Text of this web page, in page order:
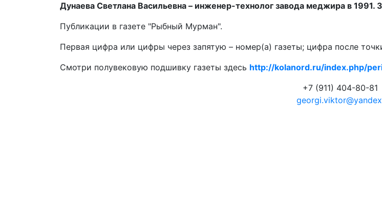
Дунаева Светлана Васильевна – инженер-технолог завода меджира в 1991.
Публикации в газете "Рыбный Мурман".
Первая цифра или цифры через запятую – номер(а) газеты; цифра после
Смотри полувековую подшивку газеты здесь http://kolanord.ru/index.php/
+7 (911) 404-80-81